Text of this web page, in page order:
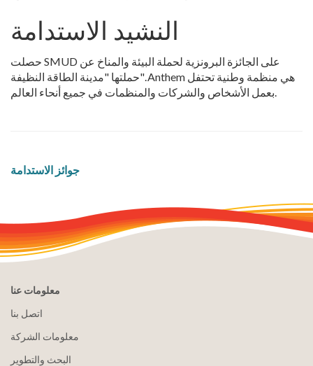
النشيد الاستدامة
حصلت SMUD على الجائزة البرونزية لحملة البيئة والمناخ عن
حملتها "مدينة الطاقة النظيفة". Anthem هي منظمة وطنية تحتفل
بعمل الأشخاص والشركات والمنظمات في جميع أنحاء العالم.
جوائز الاستدامة
معلومات عنا
اتصل بنا
معلومات الشركة
البحث والتطوير